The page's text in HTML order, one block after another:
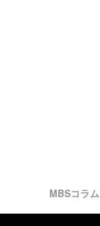
MBSコラム